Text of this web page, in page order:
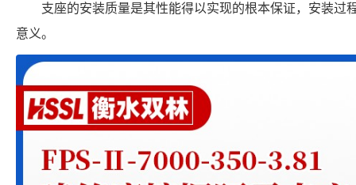
支座的安装质量是其性能得以实现的根本保证，安装过
意义。